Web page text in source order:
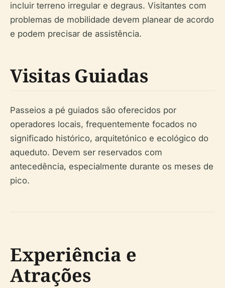
incluir terreno irregular e degraus. Visitantes com
problemas de mobilidade devem planear de acordo
e podem precisar de assistência.
Visitas Guiadas
Passeios a pé guiados são oferecidos por
operadores locais, frequentemente focados no
significado histórico, arquitetónico e ecológico do
aqueduto. Devem ser reservados com
antecedência, especialmente durante os meses de
pico.
Experiência e
Atrações